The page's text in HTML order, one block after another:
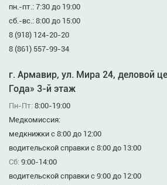
пн.-пт.: 7:30 до 19:00
сб.-вс.: 8:00 до 15:00
8 (918) 124-20-20
8 (861) 557-99-34
г. Армавир, ул. Мира 24, деловой
Года» 3-й этаж
Пн-Пт: 8:00-19:00
Медкомиссия:
медкнижки с 8:00 до 12:00
водительской справки с 8:00 до 13:00
Сб: 9:00-14:00
водительской справки с 9:00 до 12:00